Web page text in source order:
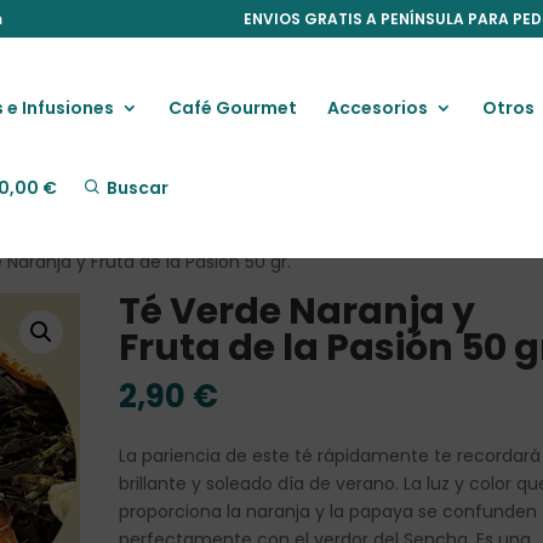
ENVIOS GRATIS A PENÍNSULA PARA
e Infusiones Café Gourmet Accesorios Otros
0,00 € Buscar
y Fruta de la Pasión 50 gr.
Té Verde Naranja y
Fruta de la Pasión 50
2,90 €
La pariencia de este té rápidamente te
brillante y soleado día de verano. La luz y color
proporciona la naranja y la papaya se confunden